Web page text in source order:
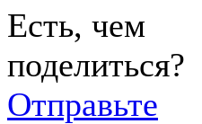
Есть, чем
поделиться?
Отправьте